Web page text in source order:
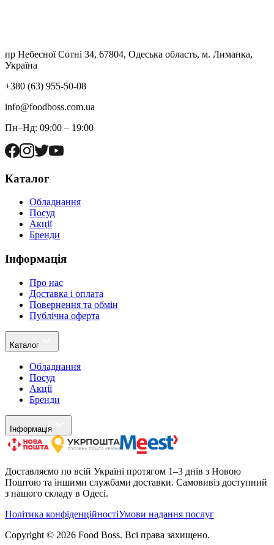
пр Небесної Сотні 34, 67804, Одеська область, м. Лиманка,
Україна
+380 (63) 955-50-08
info@foodboss.com.ua
Пн–Нд: 09:00 – 19:00
Каталог
Обладнання
Посуд
Акції
Бренди
Інформація
Про нас
Доставка і оплата
Повернення та обмін
Публічна оферта
Каталог
Обладнання
Посуд
Акції
Бренди
Інформація
Доставляємо по всій Україні протягом 1–3 днів з Новою
Поштою та іншими службами доставки. Самовивіз доступний
з нашого складу в Одесі.
Політика конфіденційностіУмови надання послуг
Copyright © 2026 Food Boss. Всі права захищено.